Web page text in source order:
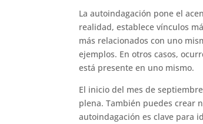
La autoindagación pone el
realidad, establece vínculos
más relacionados con uno
ejemplos. En otros casos,
está presente en uno mismo.
El inicio del mes de
plena. También puedes crear
autoindagación es clave para